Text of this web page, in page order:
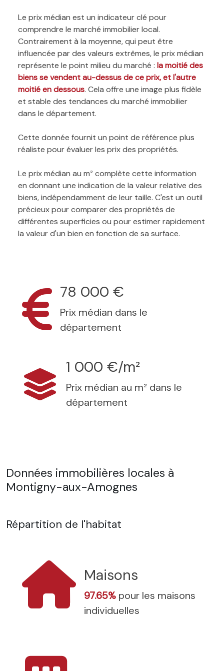
Le prix médian est un indicateur clé pour
comprendre le marché immobilier local.
Contrairement à la moyenne, qui peut être
influencée par des valeurs extrêmes, le prix médian
représente le point milieu du marché : la moitié des
biens se vendent au-dessus de ce prix, et l'autre
moitié en dessous. Cela offre une image plus fidèle
et stable des tendances du marché immobilier
dans le département.
Cette donnée fournit un point de référence plus
réaliste pour évaluer les prix des propriétés.
Le prix médian au m² complète cette information
en donnant une indication de la valeur relative des
biens, indépendamment de leur taille. C'est un outil
précieux pour comparer des propriétés de
différentes superficies ou pour estimer rapidement
la valeur d'un bien en fonction de sa surface.
78 000 €
Prix médian dans le
département
1 000 €/m²
Prix médian au m² dans le
département
Données immobilières locales à
Montigny-aux-Amognes
Répartition de l'habitat
Maisons
97.65% pour les maisons
individuelles